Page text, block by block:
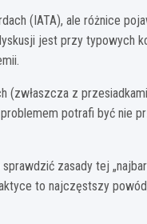
(IATA), ale różnice
jest przy typowych
(zwłaszcza z
potrafi być nie
zasady tej
to najczęstszy